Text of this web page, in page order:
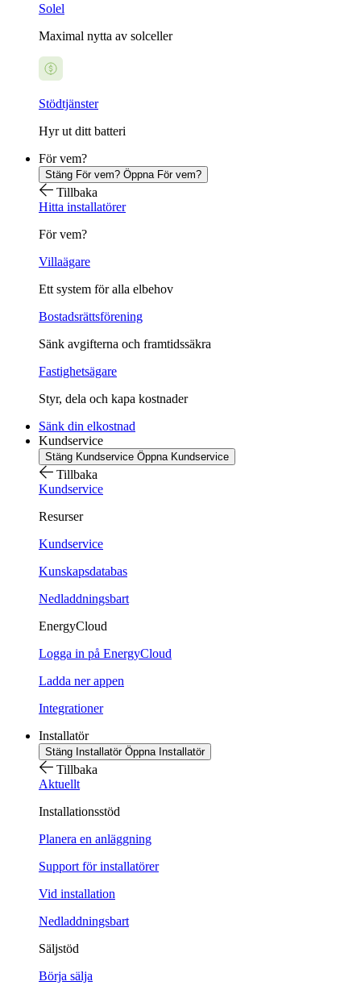
Solel
Maximal nytta av solceller
Stödtjänster
Hyr ut ditt batteri
För vem?
Stäng För vem? Öppna För vem?
Tillbaka
Hitta installatörer
För vem?
Villaägare
Ett system för alla elbehov
Bostadsrättsförening
Sänk avgifterna och framtidssäkra
Fastighetsägare
Styr, dela och kapa kostnader
Sänk din elkostnad
Kundservice
Stäng Kundservice Öppna Kundservice
Tillbaka
Kundservice
Resurser
Kundservice
Kunskapsdatabas
Nedladdningsbart
EnergyCloud
Logga in på EnergyCloud
Ladda ner appen
Integrationer
Installatör
Stäng Installatör Öppna Installatör
Tillbaka
Aktuellt
Installationsstöd
Planera en anläggning
Support för installatörer
Vid installation
Nedladdningsbart
Säljstöd
Börja sälja